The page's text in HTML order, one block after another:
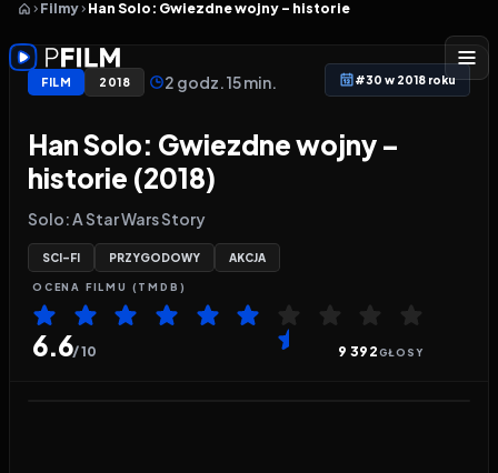
Filmy Han Solo: Gwiezdne wojny – historie
FILM 2018 2 godz. 15 min. #30 w 2018 roku
Han Solo: Gwiezdne wojny –
historie (2018)
Solo: A Star Wars Story
SCI-FI PRZYGODOWY AKCJA
OCENA FILMU (TMDB)
6.6/ 10 9 392GŁOSY